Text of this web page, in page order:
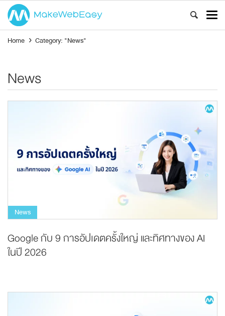
Home › Category: "News"
News
News
Google กับ 9 การอัปเดตครั้งใหญ่ และทิศทางของ AI
ในปี 2026